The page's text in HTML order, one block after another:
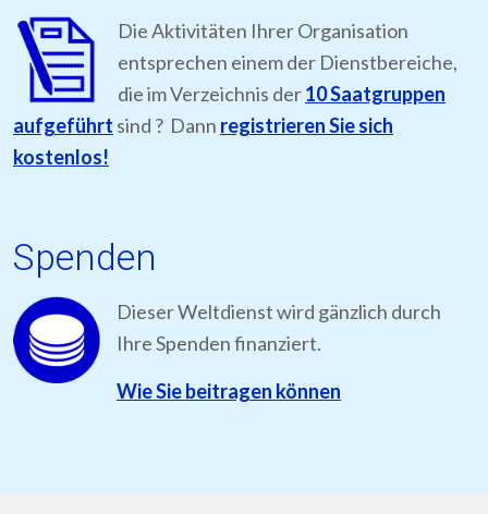
Die Aktivitäten Ihrer Organisation
entsprechen einem der Dienstbereiche,
die im Verzeichnis der10 Saatgruppen
aufgeführt sind ? Dann registrieren Sie sich
kostenlos!
Spenden
Dieser Weltdienst wird gänzlich durch
Ihre Spenden finanziert.
Wie Sie beitragen können